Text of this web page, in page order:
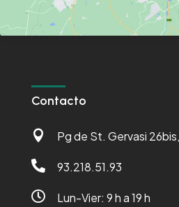
Contacto

Pg de St. Gervasi

93.218.51.93

Lun-Vier: 9 h a 19 h